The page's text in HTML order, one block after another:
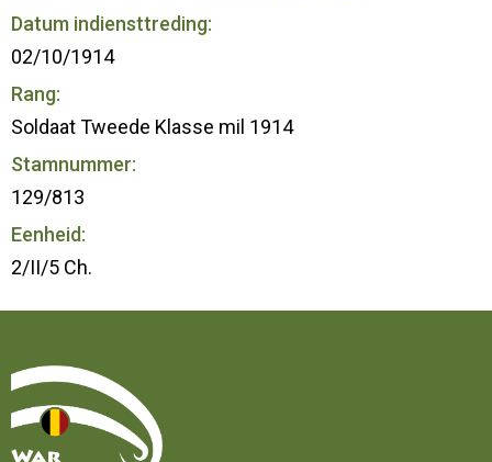
Datum indiensttreding:
02/10/1914
Rang:
Soldaat Tweede Klasse mil 1914
Stamnummer:
129/813
Eenheid:
2/II/5 Ch.